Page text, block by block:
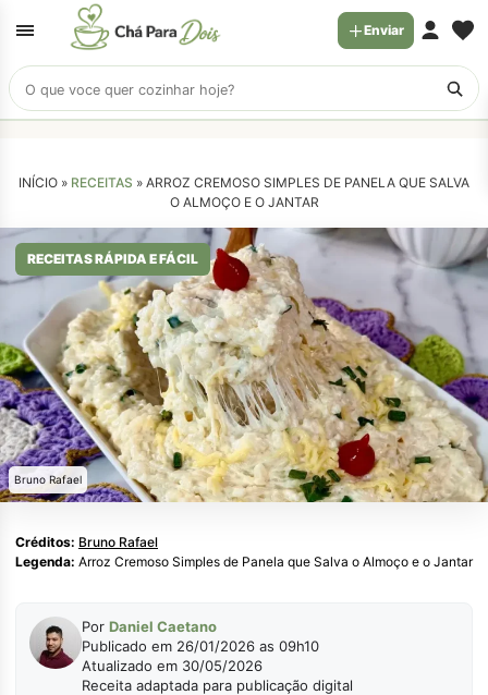
Buscar
receitas
Enviar
INÍCIO » RECEITAS » ARROZ CREMOSO SIMPLES DE PANELA QUE SALVA
O ALMOÇO E O JANTAR
RECEITAS RÁPIDA E FÁCIL
Bruno Rafael
Créditos: Bruno Rafael
Legenda: Arroz Cremoso Simples de Panela que Salva o Almoço e o Jantar
Por Daniel Caetano
Publicado em 26/01/2026 as 09h10
Atualizado em 30/05/2026
Receita adaptada para publicação digital